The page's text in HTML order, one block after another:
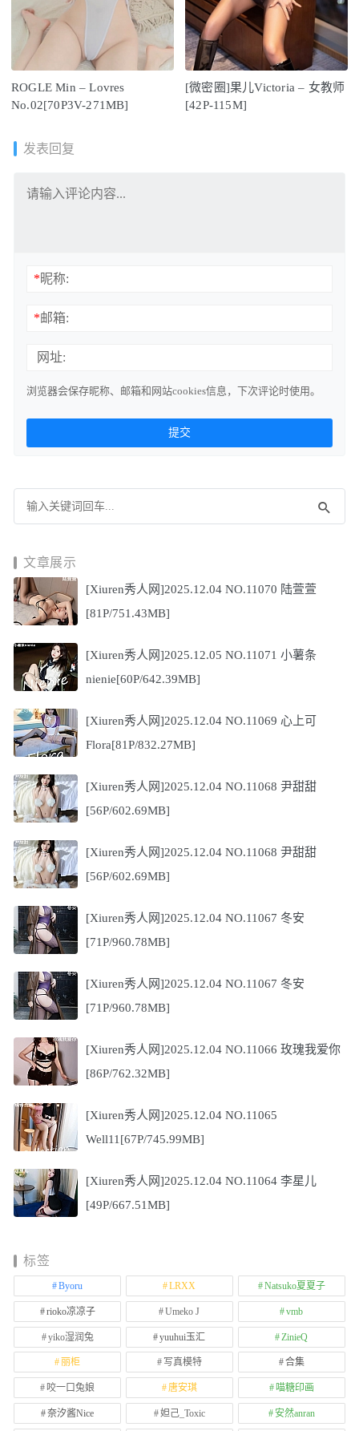
ROGLE Min – Lovres
No.02[70P3V-271MB]
[微密圈]果儿Victoria – 女教师
[42P-115M]
发表回复
*昵称:
*邮箱:
网址:
浏览器会保存昵称、邮箱和网站cookies信息，下次评论时使用。
文章展示
[Xiuren秀人网]2025.12.04 NO.11070 陆萱萱
[81P/751.43MB]
[Xiuren秀人网]2025.12.05 NO.11071 小薯条
nienie[60P/642.39MB]
[Xiuren秀人网]2025.12.04 NO.11069 心上可
Flora[81P/832.27MB]
[Xiuren秀人网]2025.12.04 NO.11068 尹甜甜
[56P/602.69MB]
[Xiuren秀人网]2025.12.04 NO.11068 尹甜甜
[56P/602.69MB]
[Xiuren秀人网]2025.12.04 NO.11067 冬安
[71P/960.78MB]
[Xiuren秀人网]2025.12.04 NO.11067 冬安
[71P/960.78MB]
[Xiuren秀人网]2025.12.04 NO.11066 玫瑰我爱你
[86P/762.32MB]
[Xiuren秀人网]2025.12.04 NO.11065
Well11[67P/745.99MB]
[Xiuren秀人网]2025.12.04 NO.11064 李星儿
[49P/667.51MB]
标签
Byoru LRXX Natsuko夏夏子
rioko凉凉子 Umeko J vmb
yiko湿润兔 yuuhui玉汇 ZinieQ
丽柜 写真模特 合集
咬一口兔娘 唐安琪 喵糖印画
奈汐酱Nice 妲己_Toxic 安然anran